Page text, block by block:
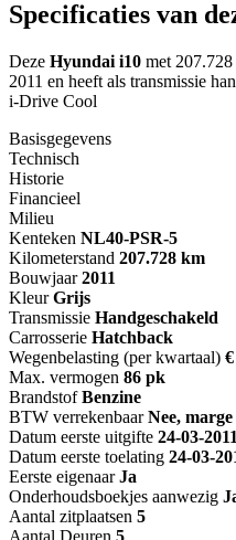
Specificaties van
Deze Hyundai i10 met
2011 en heeft als transmissie
i-Drive Cool
Basisgegevens
Technisch
Historie
Financieel
Milieu
Kenteken NL40-PSR-5
Kilometerstand 207.728 km
Bouwjaar 2011
Kleur Grijs
Transmissie Handgeschakeld
Carrosserie Hatchback
Wegenbelasting (per kwartaal)
Max. vermogen 86 pk
Brandstof Benzine
BTW verrekenbaar Nee,
Datum eerste uitgifte 24-03-2011
Datum eerste toelating 24-03-
Eerste eigenaar Ja
Onderhoudsboekjes aanwezig
Aantal zitplaatsen 5